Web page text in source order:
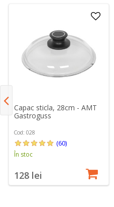
Capac sticla, 28cm - AMT
Gastroguss
Cod: 028
(60)
În stoc
128 lei